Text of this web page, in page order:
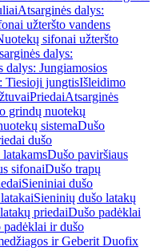
Atsarginės dalys:
užteršto vandens
sifonai užteršto
dalys:
dalys: Jungiamosios
Tiesioji jungtisIšleidimo
PriedaiAtsarginės
grindų nuotekų
sistemaDušo
dušo
Dušo paviršiaus
sifonaiDušo trapų
Sieniniai dušo
Sieninių dušo latakų
priedaiDušo padėklai
padėklai ir dušo
ir Geberit Duofix